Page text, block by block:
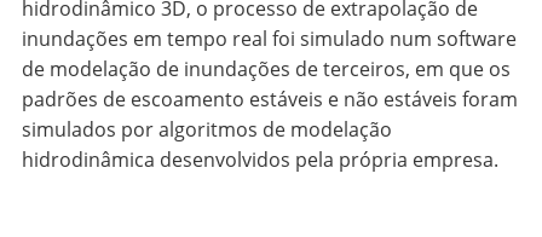
hidrodinâmico 3D, o processo de extrapolação de
inundações em tempo real foi simulado num software
de modelação de inundações de terceiros, em que os
padrões de escoamento estáveis e não estáveis foram
simulados por algoritmos de modelação
hidrodinâmica desenvolvidos pela própria empresa.